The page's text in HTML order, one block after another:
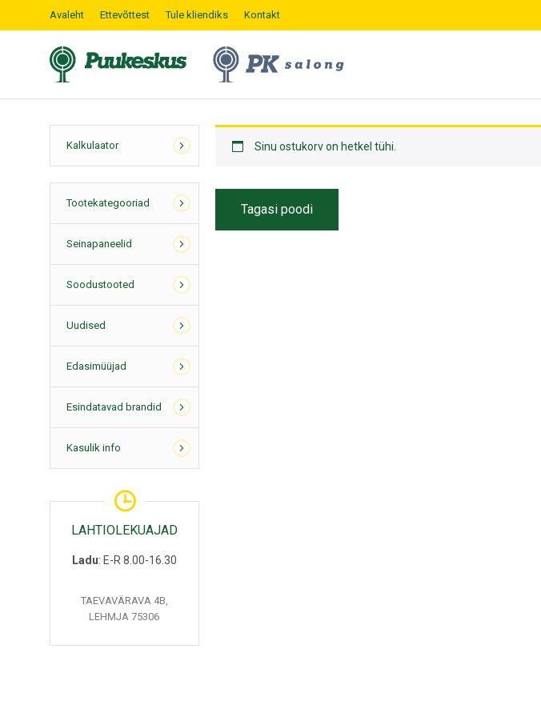
Avaleht Ettevõttest Tule kliendiks Kontakt
Kalkulaator
Tootekategooriad
Seinapaneelid
Soodustooted
Uudised
Edasimüüjad
Esindatavad brandid
Kasulik info
LAHTIOLEKUAJAD
Ladu: E-R 8.00-16.30
TAEVAVÄRAVA 4B,
LEHMJA 75306
Sinu ostukorv on hetkel tühi.
Tagasi poodi